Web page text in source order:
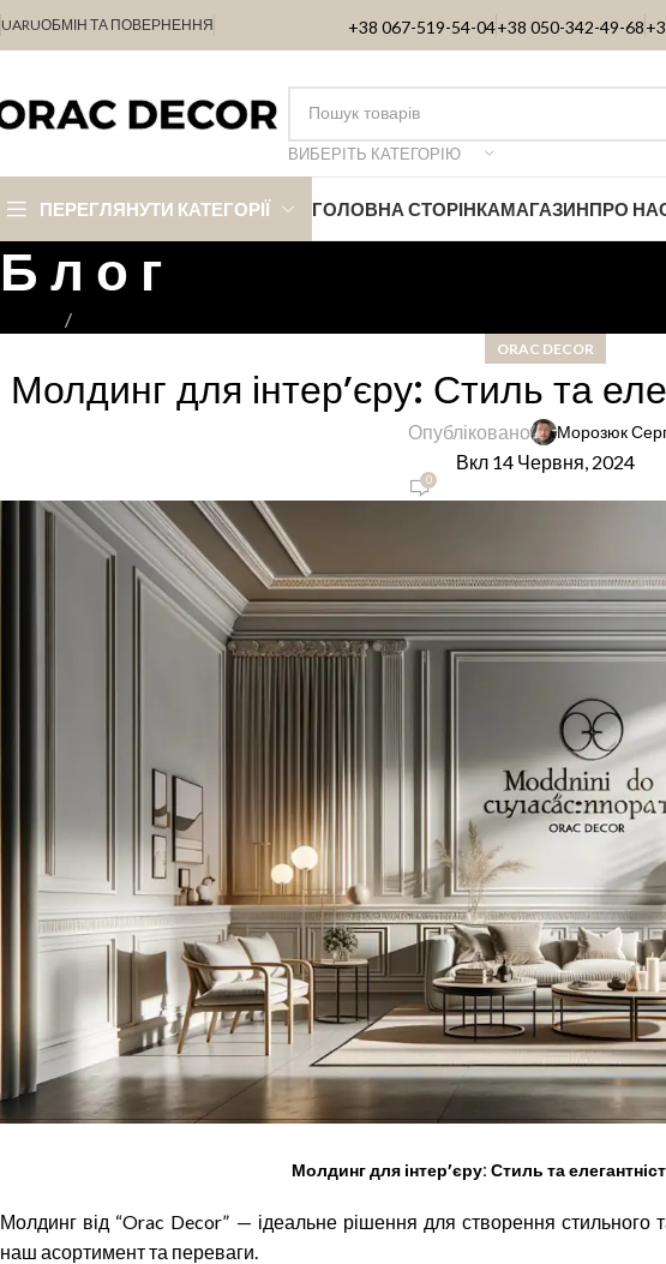
UARUОБМІН ТА ПОВЕРНЕННЯ +38 067-519-54-04+38 050-342-49-68
ВИБЕРІТЬ КАТЕГОРІЮ
ПЕРЕГЛЯНУТИ КАТЕГОРІЇ ГОЛОВНА СТОРІНКАМАГАЗИНПРО
Б л о г
ORAC DECOR
Молдинг для інтер’єру: Стиль та
Опубліковано Морозюк
Вкл 14 Червня, 2024
0
Молдинг для інтер’єру: Стиль та
Молдинг від “Orac Decor” — ідеальне рішення для створення стильного
наш асортимент та переваги.